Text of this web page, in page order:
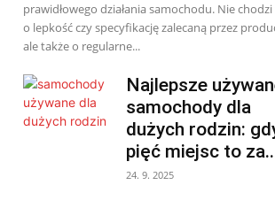
prawidłowego działania samochodu. Nie
o lepkość czy specyfikację zalecaną przez
ale także o regularne...
Najlepsze
samochody dla
dużych rodzin:
pięć miejsc to
24. 9. 2025